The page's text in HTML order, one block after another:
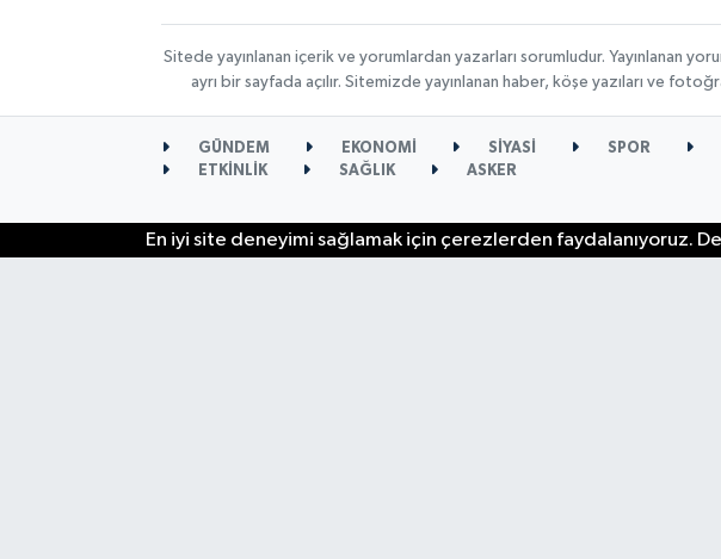
Sitede yayınlanan içerik ve yorumlardan yazarları sorumludur. Yayınlanan
ayrı bir sayfada açılır. Sitemizde yayınlanan haber, köşe yazıları ve
GÜNDEM EKONOMİ SİYASİ SPOR
ETKİNLİK
SAĞLIK ASKER
En iyi site deneyimi sağlamak için çerezlerden faydalanıyoruz.